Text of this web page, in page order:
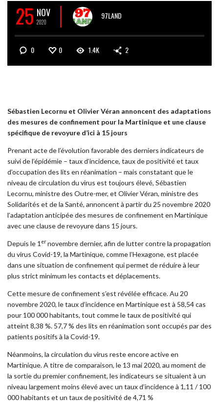
25 NOV
2020
97LAND
0 0 1.4K 2
Sébastien Lecornu et Olivier Véran annoncent des adaptations
des mesures de confinement pour la Martinique et une clause
spécifique de revoyure d’ici à 15 jours
Prenant acte de l’évolution favorable des derniers indicateurs de
suivi de l’épidémie – taux d’incidence, taux de positivité et taux
d’occupation des lits en réanimation – mais constatant que le
niveau de circulation du virus est toujours élevé, Sébastien
Lecornu, ministre des Outre-mer, et Olivier Véran, ministre des
Solidarités et de la Santé, annoncent à partir du 25 novembre 2020
l’adaptation anticipée des mesures de confinement en Martinique
avec une clause de revoyure dans 15 jours.
Depuis le 1 ernovembre dernier, afin de lutter contre la propagation
du virus Covid-19, la Martinique, comme l’Hexagone, est placée
dans une situation de confinement qui permet de réduire à leur
plus strict minimum les contacts et déplacements.
Cette mesure de confinement s’est révélée efficace. Au 20
novembre 2020, le taux d’incidence en Martinique est à 58,54 cas
pour 100 000 habitants, tout comme le taux de positivité qui
atteint 8,38 %. 57,7 % des lits en réanimation sont occupés par des
patients positifs à la Covid-19.
Néanmoins, la circulation du virus reste encore active en
Martinique. A titre de comparaison, le 13 mai 2020, au moment de
la sortie du premier confinement, les indicateurs se situaient à un
niveau largement moins élevé avec un taux d’incidence à 1,11 / 100
000 habitants et un taux de positivité de 4,71 %